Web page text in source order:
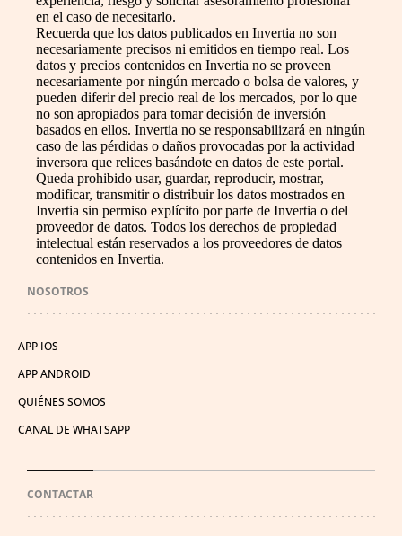
en el caso de necesitarlo.
Recuerda que los datos publicados en Invertia no son
necesariamente precisos ni emitidos en tiempo real. Los
datos y precios contenidos en Invertia no se proveen
necesariamente por ningún mercado o bolsa de valores, y
pueden diferir del precio real de los mercados, por lo que
no son apropiados para tomar decisión de inversión
basados en ellos. Invertia no se responsabilizará en ningún
caso de las pérdidas o daños provocadas por la actividad
inversora que relices basándote en datos de este portal.
Queda prohibido usar, guardar, reproducir, mostrar,
modificar, transmitir o distribuir los datos mostrados en
Invertia sin permiso explícito por parte de Invertia o del
proveedor de datos. Todos los derechos de propiedad
intelectual están reservados a los proveedores de datos
contenidos en Invertia.
NOSOTROS
APP IOS
APP ANDROID
QUIÉNES SOMOS
CANAL DE WHATSAPP
CONTACTAR